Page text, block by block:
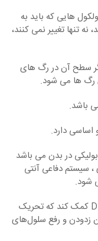
‏هایی که باید به
تنها تغییر نمی ‏کنند،
سطح آن در رگ‏ های
رگ‏ ها می ‏شود.
باشد.
دارد.
در بدن می‏ باشد
، سیستم دفاعی آنتی
شود.
سلنیوم موجود در مرغ می‌تواند به تحریک DNA کمک کند که تحریک
زدودن و رفع سلول‌های